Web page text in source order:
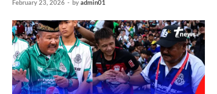
February 23, 2026 - byadmin01